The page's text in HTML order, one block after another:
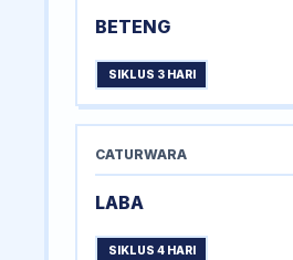
BETENG
SIKLUS 3 HARI
CATURWARA
LABA
SIKLUS 4 HARI